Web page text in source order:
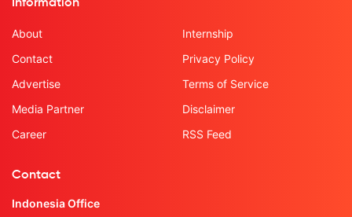
Information
About
Contact
Advertise
Media Partner
Career
Internship
Privacy Policy
Terms of Service
Disclaimer
RSS Feed
Contact
Indonesia Office